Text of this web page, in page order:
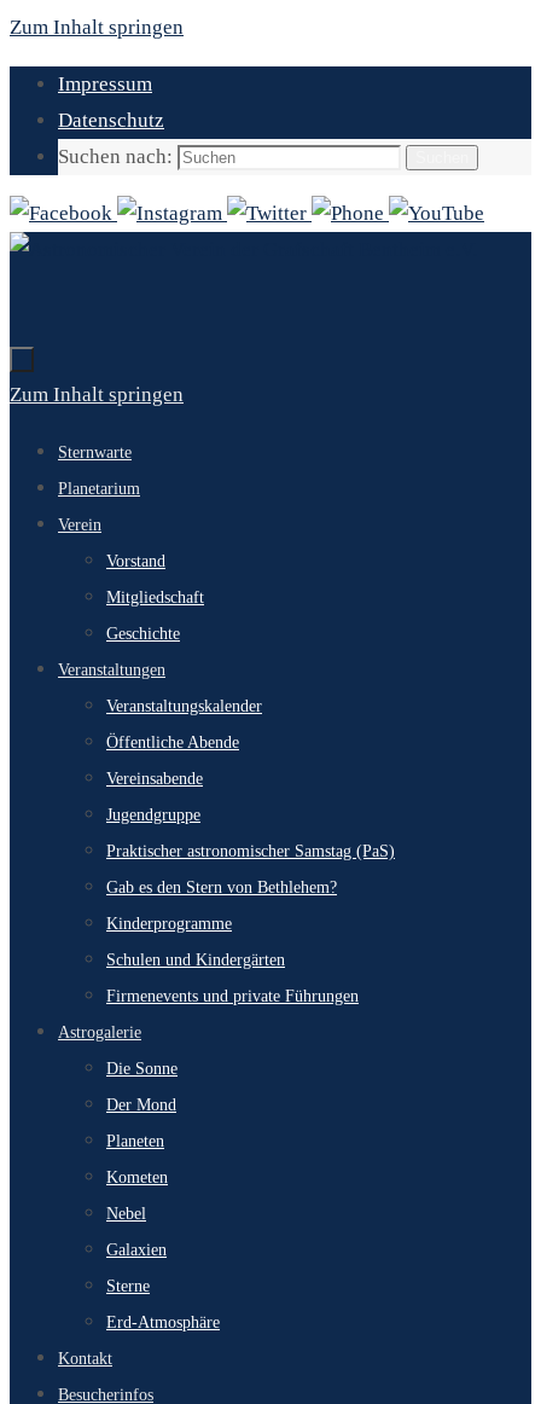
Zum Inhalt springen
Impressum
Datenschutz
Suchen nach:
Zum Inhalt springen
Sternwarte
Planetarium
Verein
Vorstand
Mitgliedschaft
Geschichte
Veranstaltungen
Veranstaltungskalender
Öffentliche Abende
Vereinsabende
Jugendgruppe
Praktischer astronomischer Samstag (PaS)
Gab es den Stern von Bethlehem?
Kinderprogramme
Schulen und Kindergärten
Firmenevents und private Führungen
Astrogalerie
Die Sonne
Der Mond
Planeten
Kometen
Nebel
Galaxien
Sterne
Erd-Atmosphäre
Kontakt
Besucherinfos